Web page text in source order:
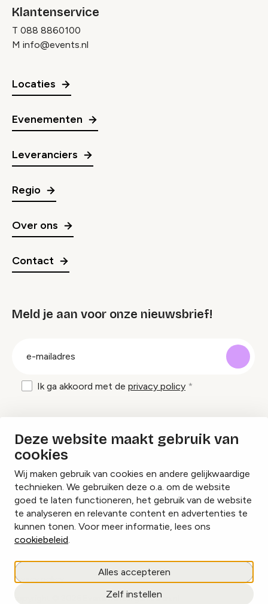
Deze website maakt gebruik van
cookies
Wij maken gebruik van cookies en andere gelijkwaardige
technieken. We gebruiken deze o.a. om de website
goed te laten functioneren, het gebruik van de website
te analyseren en relevante content en advertenties te
kunnen tonen. Voor meer informatie, lees ons
cookiebeleid.
Alles accepteren
Zelf instellen
Klantenservice
T 088 8860100
M info@events.nl
Locaties
Evenementen
Leveranciers
Regio
Over ons
Contact
Meld je aan voor onze nieuwsbrief!
Ik ga akkoord met de privacy policy
Inspiratie en tips om evenementen te
organiseren?
Lees onze inspiratieblogs
Cookies beheren
Privacy policy
copyright © 2026 Evenementorganiseren.nl